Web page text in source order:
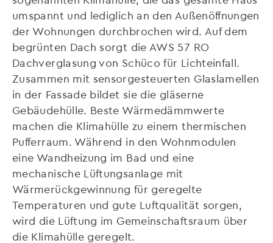
umspannt und lediglich an den Außenöffnungen
der Wohnungen durchbrochen wird. Auf dem
begrünten Dach sorgt die AWS 57 RO
Dachverglasung von Schüco für Lichteinfall.
Zusammen mit sensorgesteuerten Glaslamellen
in der Fassade bildet sie die gläserne
Gebäudehülle. Beste Wärmedämmwerte
machen die Klimahülle zu einem thermischen
Pufferraum. Während in den Wohnmodulen
eine Wandheizung im Bad und eine
mechanische Lüftungsanlage mit
Wärmerückgewinnung für geregelte
Temperaturen und gute Luftqualität sorgen,
wird die Lüftung im Gemeinschaftsraum über
die Klimahülle geregelt.